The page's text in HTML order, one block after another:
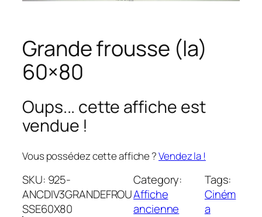
Grande frousse (la)
60×80
Oups... cette affiche est
vendue !
Vous possédez cette affiche ?Vendez la !
SKU: 925-
ANCDIV3GRANDEFROU
SSE60X80
Category:
Affiche
ancienne
Tags:
Ciném
a